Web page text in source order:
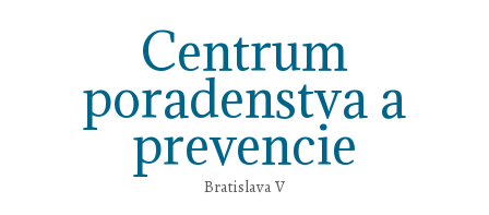
Centrum
poradenstva a
prevencie
Bratislava V